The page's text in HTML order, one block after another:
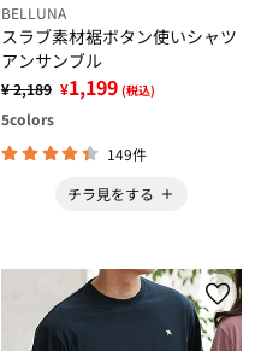
BELLUNA
スラブ素材裾ボタン使いシャツ
アンサンブル
¥ 2,189 ¥1,199 (税込)
5colors
149件
チラ見をする